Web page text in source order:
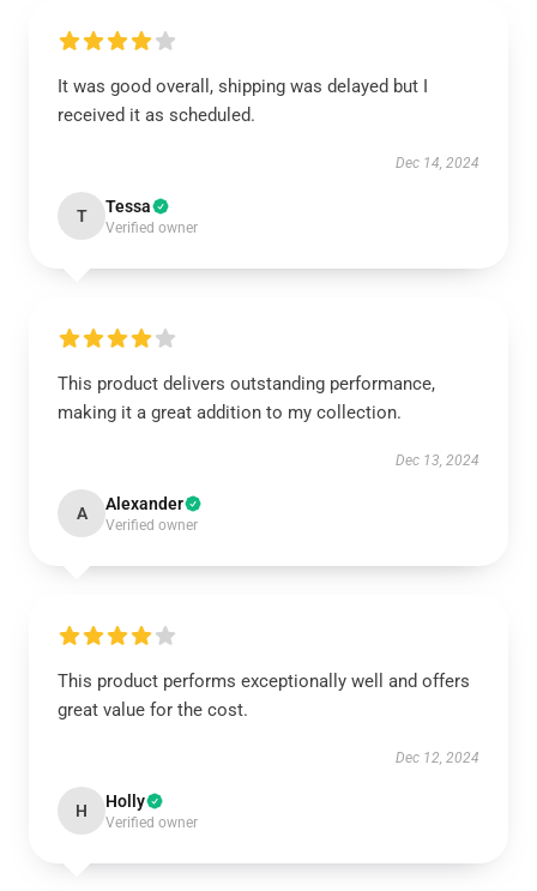
It was good overall, shipping was delayed but I
received it as scheduled.
Dec 14, 2024
T Tessa
Verified owner
This product delivers outstanding performance,
making it a great addition to my collection.
Dec 13, 2024
A Alexander
Verified owner
This product performs exceptionally well and offers
great value for the cost.
Dec 12, 2024
H Holly
Verified owner